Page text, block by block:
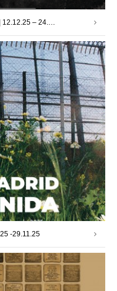
SAVE MARS FROM US | PAISAJISTAS | 12.12.25 – 24.01.26
-29.11.25